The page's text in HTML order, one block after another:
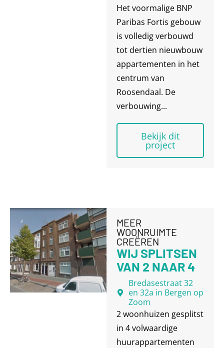
Het voormalige BNP
Paribas Fortis gebouw
is volledig verbouwd
tot dertien nieuwbouw
appartementen in het
centrum van
Roosendaal. De
verbouwing...
Bekijk dit
project
MEER
WOONRUIMTE
CREËREN
WIJ SPLITSEN
VAN 2 NAAR 4
Bredasestraat 32
en 32a in Bergen op
Zoom
2 woonhuizen gesplitst
in 4 volwaardige
huurappartementen